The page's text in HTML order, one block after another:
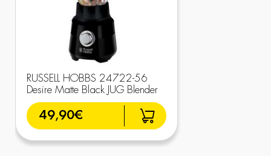
RUSSELL HOBBS 24722-56
Desire Matte Black JUG Blender
49,90€